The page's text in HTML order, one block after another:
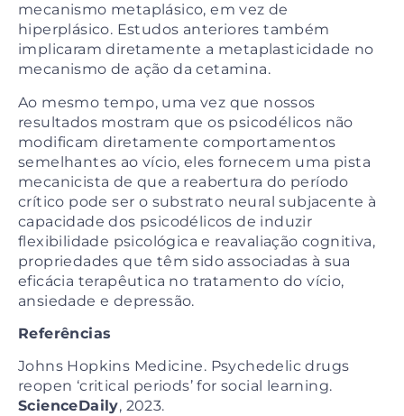
mecanismo metaplásico, em vez de
hiperplásico. Estudos anteriores também
implicaram diretamente a metaplasticidade no
mecanismo de ação da cetamina.
Ao mesmo tempo, uma vez que nossos
resultados mostram que os psicodélicos não
modificam diretamente comportamentos
semelhantes ao vício, eles fornecem uma pista
mecanicista de que a reabertura do período
crítico pode ser o substrato neural subjacente à
capacidade dos psicodélicos de induzir
flexibilidade psicológica e reavaliação cognitiva,
propriedades que têm sido associadas à sua
eficácia terapêutica no tratamento do vício,
ansiedade e depressão.
Referências
Johns Hopkins Medicine. Psychedelic drugs
reopen ‘critical periods’ for social learning.
ScienceDaily, 2023.